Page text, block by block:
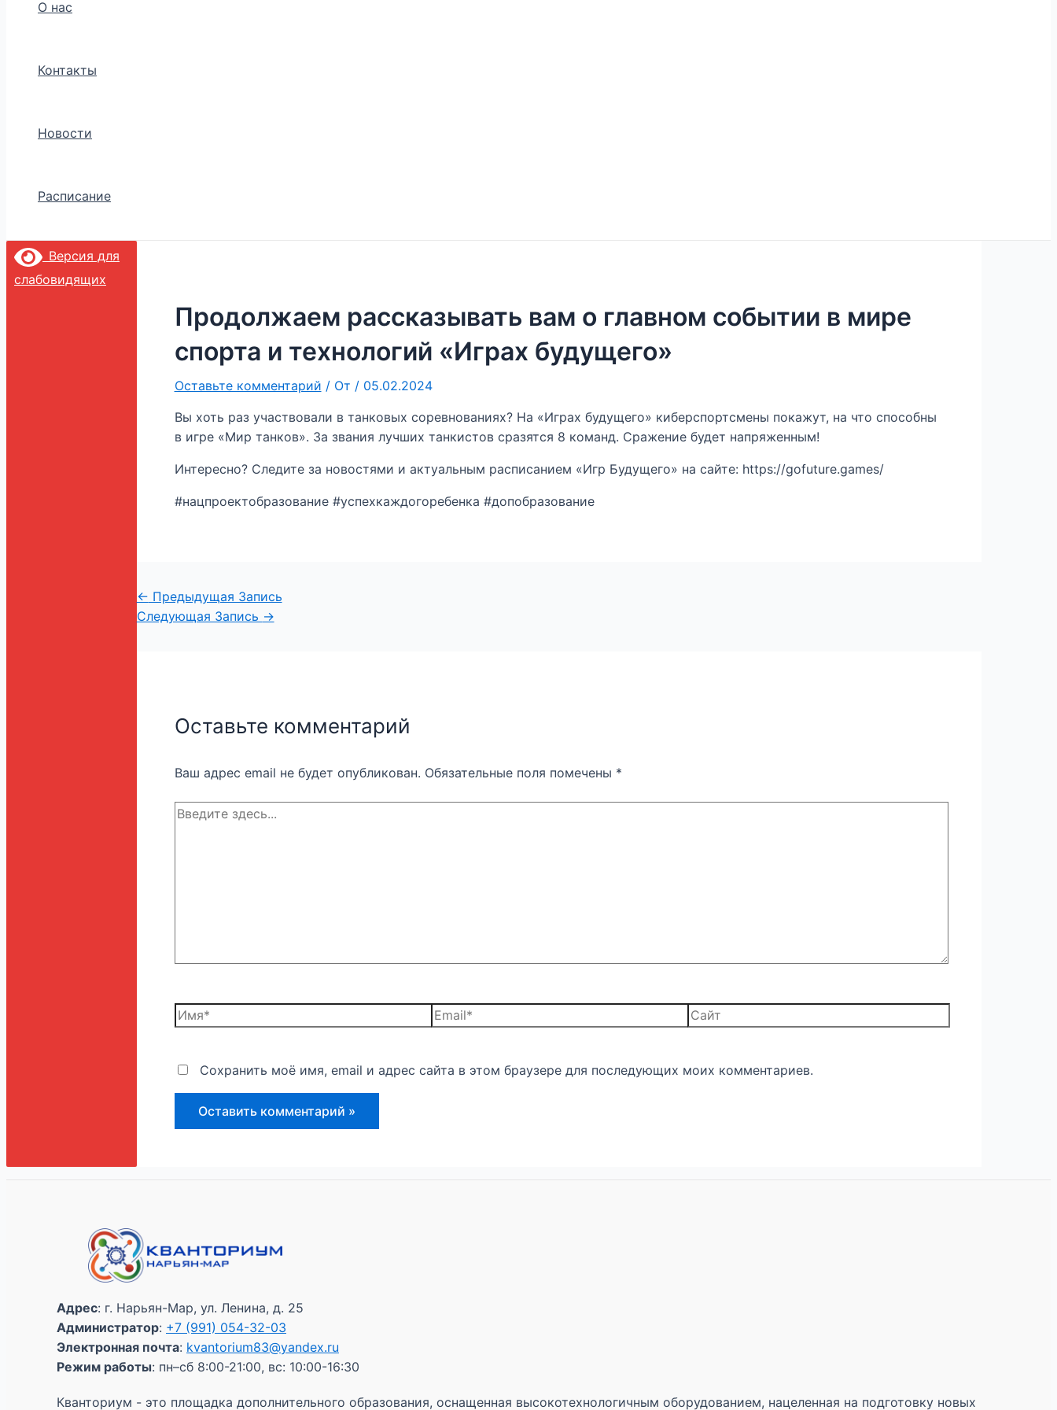
О нас
Контакты
Новости
Расписание
Версия для
слабовидящих
Продолжаем рассказывать вам о главном событии в мире
спорта и технологий «Играх будущего»
Оставьте комментарий / От / 05.02.2024
Вы хоть раз участвовали в танковых соревнованиях? На «Играх будущего» киберспортсмены покажут, на что способны
в игре «Мир танков». За звания лучших танкистов сразятся 8 команд. Сражение будет напряженным!
Интересно? Следите за новостями и актуальным расписанием «Игр Будущего» на сайте: https://gofuture.games/
#нацпроектобразование #успехкаждогоребенка #допобразование
← Предыдущая Запись
Следующая Запись →
Оставьте комментарий
Ваш адрес email не будет опубликован. Обязательные поля помечены *
Сохранить моё имя, email и адрес сайта в этом браузере для последующих моих комментариев.
Адрес: г. Нарьян-Мар, ул. Ленина, д. 25
Администратор: +7 (991) 054-32-03
Электронная почта: kvantorium83@yandex.ru
Режим работы: пн–сб 8:00-21:00, вс: 10:00-16:30
Кванториум - это площадка дополнительного образования, оснащенная высокотехнологичным оборудованием, нацеленная на подготовку новых